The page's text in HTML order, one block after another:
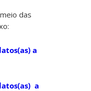
das
a
a